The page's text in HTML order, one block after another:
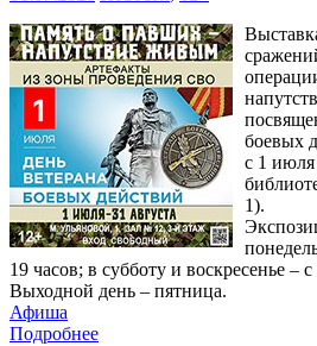
боевых
с 1 июля
1).
19 часов; в субботу и воскресенье –
Выходной день – пятница.
Афиша
Подробнее